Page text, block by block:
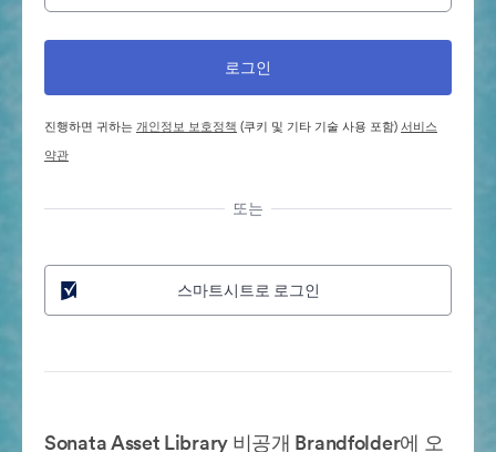
진행하면 귀하는개인정보 보호정책 (쿠키 및 기타 기술 사용 포함)서비스
약관
또는
스마트시트로 로그인
Sonata Asset Library 비공개 Brandfolder에 오